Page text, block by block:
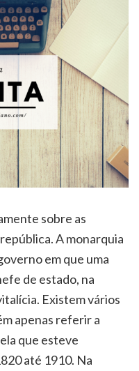
sobre as
A monarquia
em que uma
de estado, na
Existem vários
apenas referir a
que esteve
até 1910. Na